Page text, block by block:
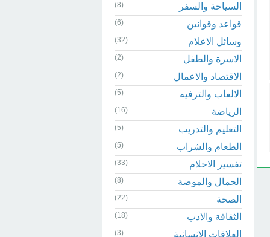
السياحة والسفر (8)
قواعد وقوانين (6)
وسائل الاعلام (32)
الاسرة والطفل (2)
الاقتصاد والاعمال (2)
الالعاب والترفيه (5)
الرياضة (16)
التعليم والتدريب (5)
الطعام والشراب (5)
تفسير الاحلام (33)
الجمال والموضة (8)
الصحة (22)
الثقافة والادب (18)
العلاقات الانسانية (3)